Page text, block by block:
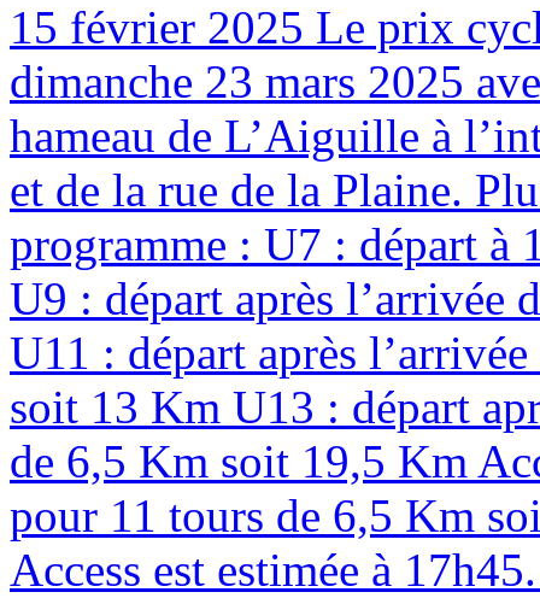
15 février 2025 Le prix
dimanche 23 mars 2025
hameau de L’Aiguille à
et de la rue de la Plaine.
programme : U7 : départ à
U9 : départ après l’arrivée
U11 : départ après
soit 13 Km U13 : départ
de 6,5 Km soit 19,5 Km
pour 11 tours de 6,5 Km
Access est estimée à